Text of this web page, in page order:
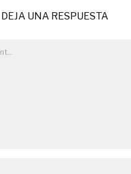
DEJA UNA RESPUESTA